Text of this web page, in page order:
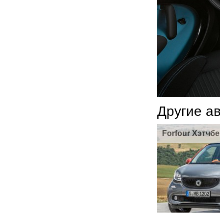
Другие
Forfour